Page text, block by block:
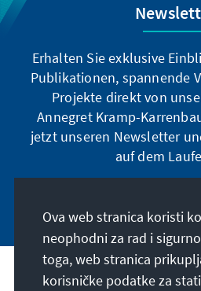
Erhalten Sie exklusive
Publikationen, spannende
Projekte direkt von
Annegret Kramp-
jetzt unseren Newsletter
auf dem
Naša misija
Ova web stranica koristi
neophodni za rad i
toga, web stranica
korisničke podatke za